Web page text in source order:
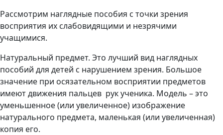
Рассмотрим наглядные пособия с точки зрения
восприятия их слабовидящими и незрячими
учащимися.
Натуральный предмет. Это лучший вид наглядных
пособий для детей с нарушением зрения. Большое
значение при осязательном восприятии предметов
имеют движения пальцев рук ученика. Модель – это
уменьшенное (или увеличенное) изображение
натурального предмета, маленькая (или увеличенная)
копия его.